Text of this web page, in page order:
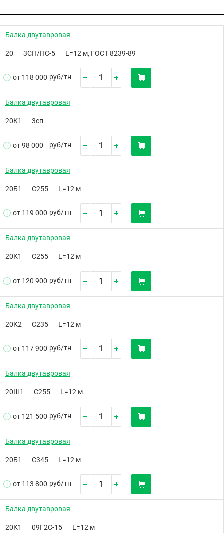
Балка двутавровая
20 3СП/ПС-5 L=12 м, ГОСТ 8239-89
от 118 000 руб/тн
Балка двутавровая
20К1 3сп
от 98 000 руб/тн
Балка двутавровая
20Б1 С255 L=12 м
от 119 000 руб/тн
Балка двутавровая
20К1 С255 L=12 м
от 120 900 руб/тн
Балка двутавровая
20К2 С235 L=12 м
от 117 900 руб/тн
Балка двутавровая
20Ш1 С255 L=12 м
от 121 500 руб/тн
Балка двутавровая
20Б1 С345 L=12 м
от 113 800 руб/тн
Балка двутавровая
20К1 09Г2С-15 L=12 м